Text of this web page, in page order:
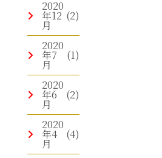
2020
年12
月
(2)
2020
年7
月
(1)
2020
年6
月
(2)
2020
年4
月
(4)